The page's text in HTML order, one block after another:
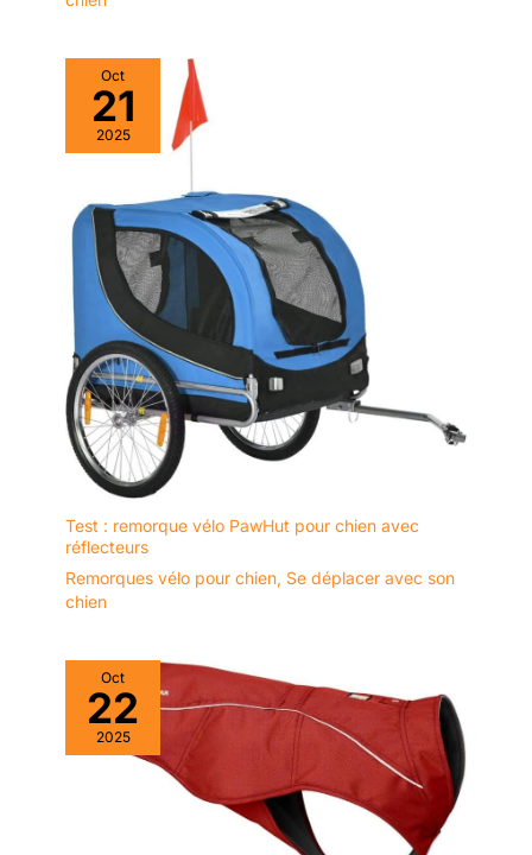
Oct
21
2025
Test : remorque vélo PawHut pour chien avec
réflecteurs
Remorques vélo pour chien, Se déplacer avec son
chien
Oct
22
2025